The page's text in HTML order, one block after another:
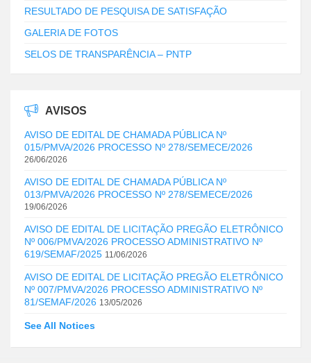
RESULTADO DE PESQUISA DE SATISFAÇÃO
GALERIA DE FOTOS
SELOS DE TRANSPARÊNCIA – PNTP
AVISOS
AVISO DE EDITAL DE CHAMADA PÚBLICA Nº
015/PMVA/2026 PROCESSO Nº 278/SEMECE/2026
26/06/2026
AVISO DE EDITAL DE CHAMADA PÚBLICA Nº
013/PMVA/2026 PROCESSO Nº 278/SEMECE/2026
19/06/2026
AVISO DE EDITAL DE LICITAÇÃO PREGÃO ELETRÔNICO
Nº 006/PMVA/2026 PROCESSO ADMINISTRATIVO Nº
619/SEMAF/2025 11/06/2026
AVISO DE EDITAL DE LICITAÇÃO PREGÃO ELETRÔNICO
Nº 007/PMVA/2026 PROCESSO ADMINISTRATIVO Nº
81/SEMAF/2026 13/05/2026
See All Notices